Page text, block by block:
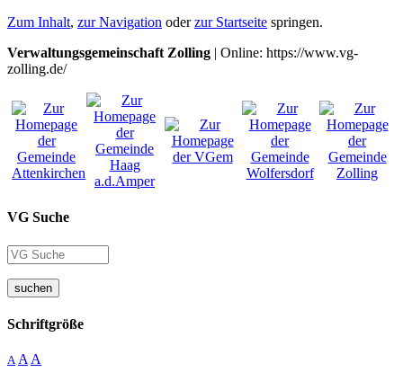
Zum Inhalt, zur Navigation oderzur Startseite springen.
Verwaltungsgemeinschaft Zolling | Online: https://www.vg-
zolling.de/
VG Suche
suchen
Schriftgröße
A A A